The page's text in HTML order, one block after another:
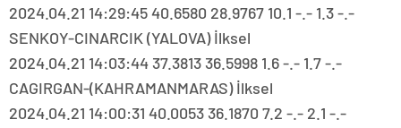
2024.04.21 14:29:45 40.6580 28.9767 10.1 -.- 1.3 -.-
SENKOY-CINARCIK (YALOVA) İlksel
2024.04.21 14:03:44 37.3813 36.5998 1.6 -.- 1.7 -.-
CAGIRGAN-(KAHRAMANMARAS) İlksel
2024.04.21 14:00:31 40.0053 36.1870 7.2 -.- 2.1 -.-